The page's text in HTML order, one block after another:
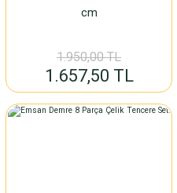
cm
1.950,00 TL
1.657,50 TL